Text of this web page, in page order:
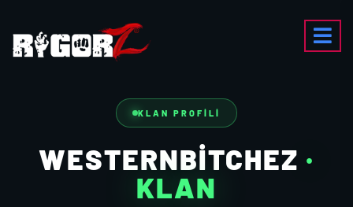
KLAN PROFILI
WESTERNBITCHEZ ·
KLAN